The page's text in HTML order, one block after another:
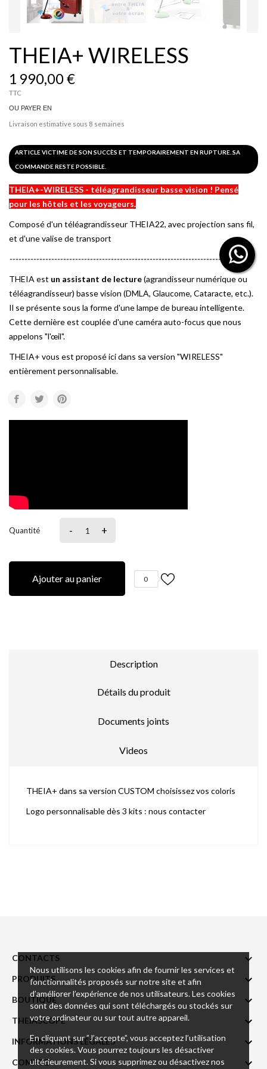
Nous utilisons les cookies afin de fournir les services et
fonctionnalités proposés sur notre site et afin
d’améliorer l’expérience de nos utilisateurs. Les cookies
sont des données qui sont téléchargés ou stockés sur
votre ordinateur ou sur tout autre appareil.
En cliquant sur ”J’accepte”, vous acceptez l’utilisation
des cookies. Vous pourrez toujours les désactiver
ultérieurement. Si vous supprimez ou désactivez nos
THEIA+ WIRELESS
1 990,00 €
TTC
OU PAYER EN
Livraison estimative sous 8 semaines
ARTICLE VICTIME DE SON SUCCÈS ET TEMPORAIREMENT EN RUPTURE. SA
COMMANDE RESTE POSSIBLE.
THEIA+-WIRELESS - téléagrandisseur basse vision ! Pensé
pour les hôtels et les voyageurs.
Composé d'un téléagrandisseur THEIA22, avec projection sans fil,
et d'une valise de transport
-----------------------------------------------------------------------
THEIA est un assistant de lecture(agrandisseur numérique ou
téléagrandisseur) basse vision (DMLA, Glaucome, Cataracte, etc.).
Il se présente sous la forme d'une lampe de bureau intelligente.
Cette dernière est couplée d'une caméra auto-focus que nous
appelons "l'œil".
THEIA+ vous est proposé ici dans sa version "WIRELESS"
entièrement personnalisable.
Quantité - +
Ajouter au panier 0
Description
Détails du produit
Documents joints
Videos
THEIA+ dans sa version CUSTOM choisissez vos coloris
Logo personnalisable dès 3 kits : nous contacter
CONTACTS 
PRODUITS 
BOUTIQUE 
THEIASCOPE 
INFORMATIONS LÉGALES 
COMPTE 